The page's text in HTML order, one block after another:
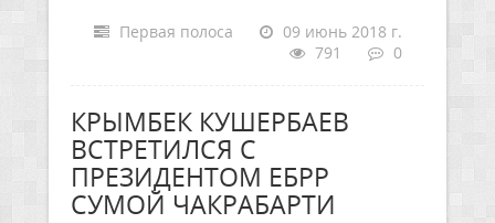
Первая полоса
09 июнь 2018 г.
791
0
КРЫМБЕК КУШЕРБАЕВ
ВСТРЕТИЛСЯ С
ПРЕЗИДЕНТОМ ЕБРР
СУМОЙ ЧАКРАБАРТИ